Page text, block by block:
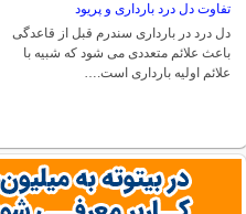
تفاوت دل درد بارداری و پریود
دل درد در بارداری سندرم قبل از قاعدگی
باعث علائم متعددی می شود که شبیه با
علائم اولیه بارداری است.…